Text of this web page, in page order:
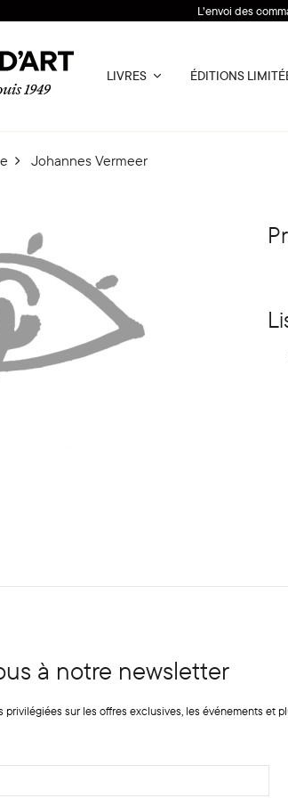
L’envoi des
LIVRES ÉDITIONS
Johannes Vermeer
à notre newsletter
privilégiées sur les offres exclusives, les événements et